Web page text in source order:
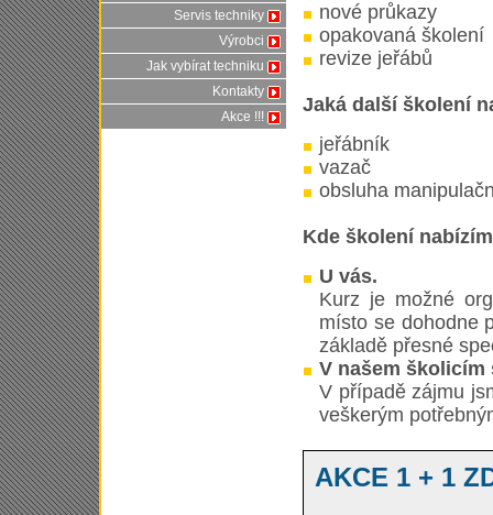
nové průkazy
opakovaná školení
revize jeřábů
Jaká další školení
jeřábník
vazač
obsluha
Kde školení
U vás.
Kurz je možné
místo se dohodne
základě přesné
V našem školicím
V případě zájmu
veškerým
AKCE 1 + 1
Servis techniky
Výrobci
Jak vybírat techniku
Kontakty
Akce !!!